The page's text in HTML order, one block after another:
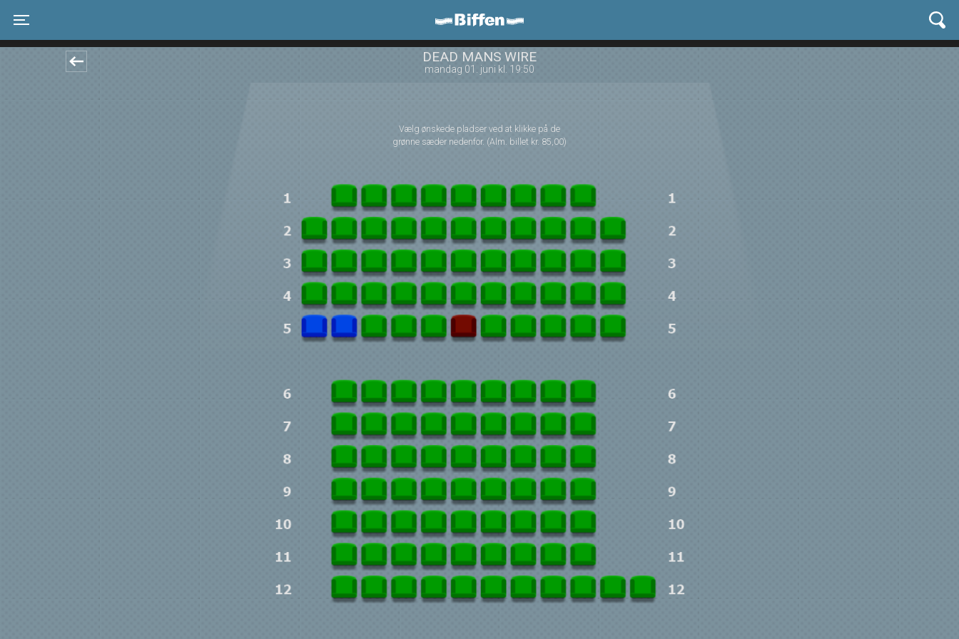
Biffen Odder
DEAD MANS WIRE
mandag 01. juni kl. 19:50
Vælg ønskede pladser ved at klikke på de
grønne sæder nedenfor. (Alm. billet kr. 85,00)
1step-front02 061630